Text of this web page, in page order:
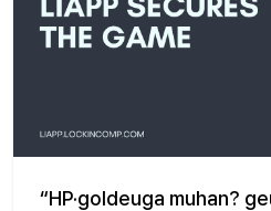
“HP·goldeuga muhan?